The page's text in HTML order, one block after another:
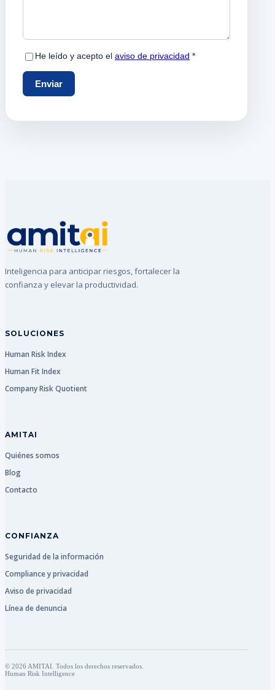
Inteligencia para anticipar riesgos, fortalecer la
confianza y elevar la productividad.
SOLUCIONES
Human Risk Index
Human Fit Index
Company Risk Quotient
AMITAI
Quiénes somos
Blog
Contacto
CONFIANZA
Seguridad de la información
Compliance y privacidad
Aviso de privacidad
Línea de denuncia
© 2026 AMITAI. Todos los derechos reservados.
Human Risk Intelligence